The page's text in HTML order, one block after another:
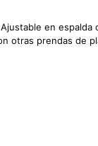
en
otras prendas de